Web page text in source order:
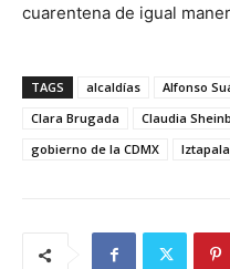
cuarentena de igual
TAGS alcaldías Alfonso
Clara Brugada
Claudia
gobierno de la CDMX